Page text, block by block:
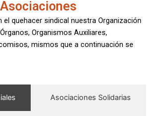
Asociaciones
el quehacer sindical nuestra Organización
Organismos Auxiliares,
mismos que a continuación se
Asociaciones Solidarias